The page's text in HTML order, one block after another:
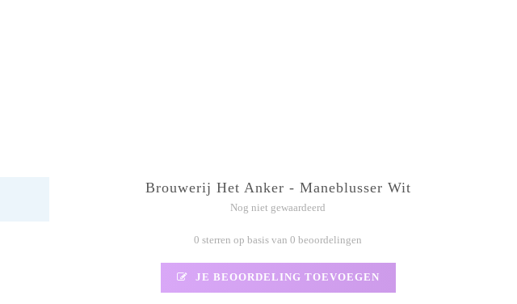
Brouwerij Het Anker - Maneblusser Wit
Nog niet gewaardeerd
0 sterren op basis van 0 beoordelingen
JE BEOORDELING TOEVOEGEN